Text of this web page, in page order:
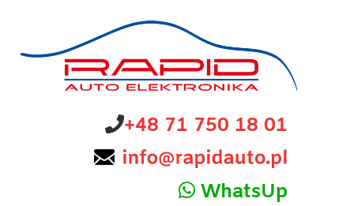
content
Rapid
Auto
+48 71 750 18 01
WhatsUp